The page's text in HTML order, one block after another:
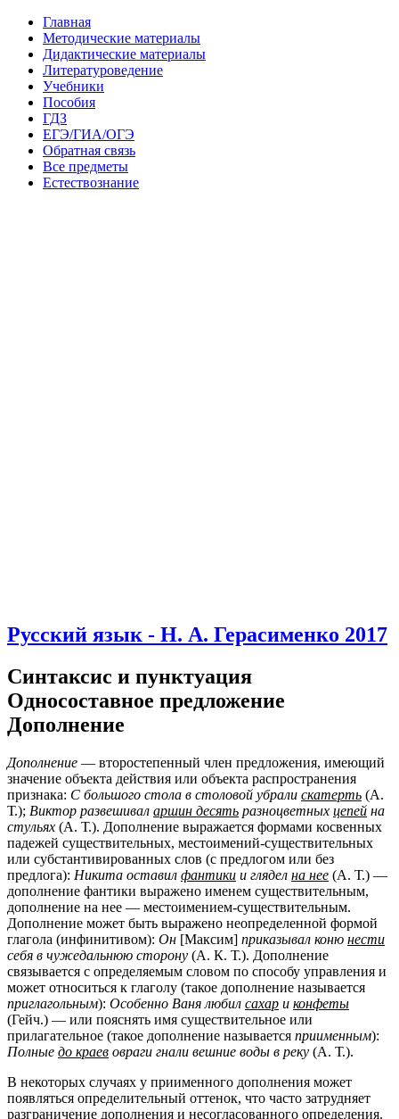
Главная
Методические материалы
Дидактические материалы
Литературоведение
Учебники
Пособия
ГДЗ
ЕГЭ/ГИА/ОГЭ
Обратная связь
Все предметы
Естествознание
Русский язык - Н. А. Герасименко 2017
Синтаксис и пунктуация
Односоставное предложение
Дополнение
Дополнение — второстепенный член предложения, имеющий
значение объекта действия или объекта распространения
признака: С большого стола в столовой убрали скатерть (А.
Т.); Виктор развешивал аршин десять разноцветных цепей на
стульях (А. Т.). Дополнение выражается формами косвенных
падежей существительных, местоимений-существительных
или субстантивированных слов (с предлогом или без
предлога): Никита оставил фантики и глядел на нее (А. Т.) —
дополнение фантики выражено именем существительным,
дополнение на нее — местоимением-существительным.
Дополнение может быть выражено неопределенной формой
глагола (инфинитивом): Он [Максим] приказывал коню нести
себя в чужедальнюю сторону (А. К. Т.). Дополнение
связывается с определяемым словом по способу управления и
может относиться к глаголу (такое дополнение называется
приглагольным): Особенно Ваня любил сахар и конфеты
(Гейч.) — или пояснять имя существительное или
прилагательное (такое дополнение называется приименным):
Полные до краев овраги гнали вешние воды в реку (А. Т.).
В некоторых случаях у приименного дополнения может
появляться определительный оттенок, что часто затрудняет
разграничение дополнения и несогласованного определения.